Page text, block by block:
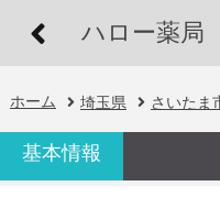
ハロー薬局
ホーム 埼玉県 さいたま
基本情報